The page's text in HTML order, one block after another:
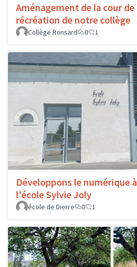
Aménagement de la cour de
récréation de notre collège
Collège Ronsard
0 1
Développons le numérique à
l'école Sylvie Joly
école de Dierre
0 1